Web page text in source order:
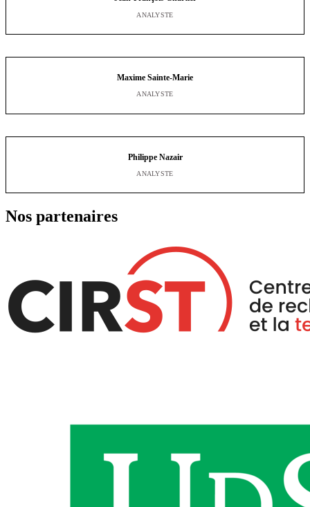
ANALYSTE
Maxime Sainte-Marie
ANALYSTE
Philippe Nazair
ANALYSTE
Nos partenaires